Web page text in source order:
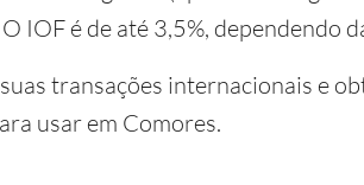
IOF é de até 3,5%, dependendo
transações internacionais e
usar em Comores.